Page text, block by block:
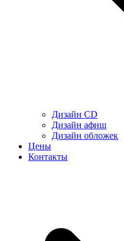
Дизайн CD
Дизайн афиш
Дизайн обложек
Цены
Контакты